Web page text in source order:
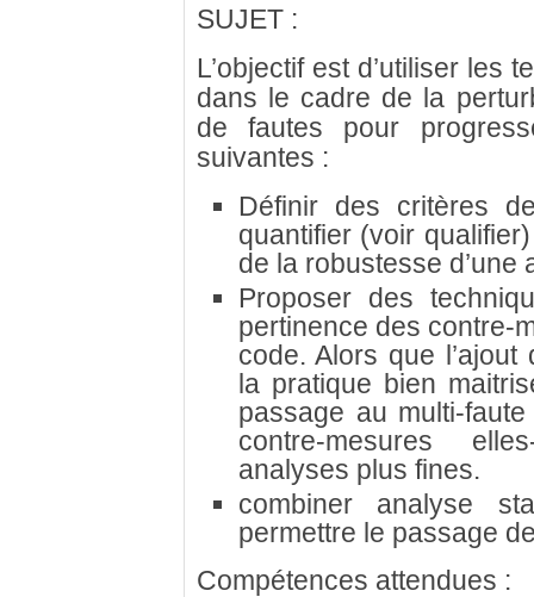
SUJET :
L’objectif est d’utiliser les
dans le cadre de la
de fautes pour
suivantes :
Définir des critères
quantifier (voir
de la robustesse d’une
Proposer des
pertinence des contre-
code. Alors que
la pratique bien
passage au multi-
contre-mesures
analyses plus fines.
combiner analyse
permettre le passage
Compétences attendues :